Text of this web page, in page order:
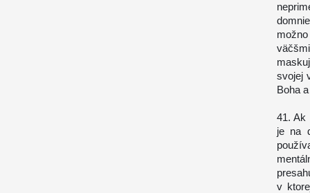
svojej
Boha
41. Ak
je na
v